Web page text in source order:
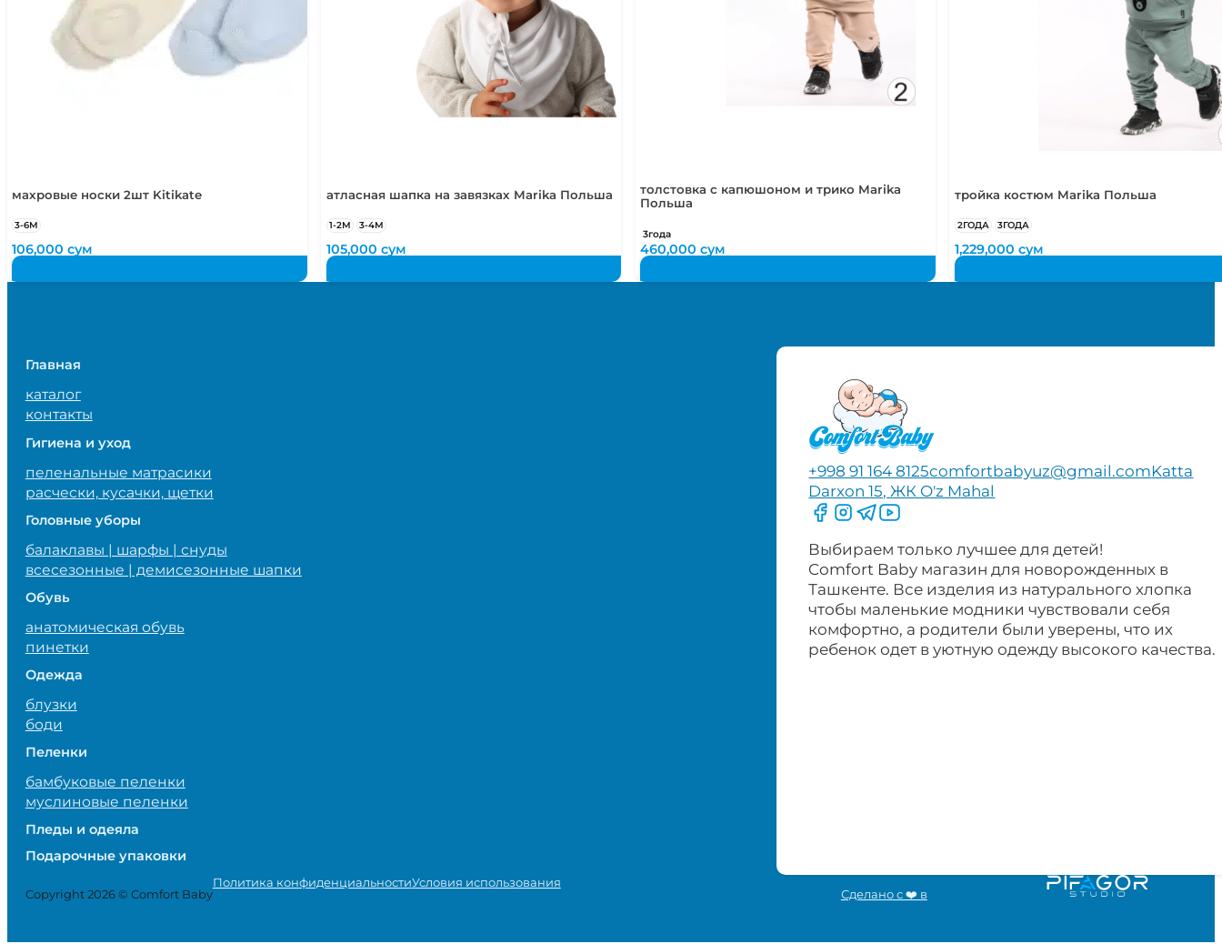
1,5-2 года
1,5-4 года
2-4 года
махровые носки 2шт Kitikate
3-6М
106,000сум
атласная шапка на завязках Marika Польша
1-2М 3-4М
105,000 сум
толстовка с капюшоном и трико Marika
Польша
3года
460,000сум
тройка костюм Marika Польша
2ГОДА 3ГОДА
1,229,000 сум
Главная
каталог
контакты
Гигиена и уход
пеленальные матрасики
расчески, кусачки, щетки
Головные уборы
балаклавы | шарфы | снуды
всесезонные | демисезонные шапки
Обувь
анатомическая обувь
пинетки
Одежда
блузки
боди
Пеленки
бамбуковые пеленки
муслиновые пеленки
Пледы и одеяла
Подарочные упаковки
+998 91 164 8125comfortbabyuz@gmail.comKatta
Darxon 15, ЖК O'z Mahal
Следите за нами на Facebook
Следите за нами в Instagram
Следите за нами в Telegram
Следите за нами в YouTube
Выбираем только лучшее для детей!
Comfort Baby магазин для новорожденных в
Ташкенте. Все изделия из натурального хлопка
чтобы маленькие модники чувствовали себя
комфортно, а родители были уверены, что их
ребенок одет в уютную одежду высокого качества.
Copyright 2026 © Comfort Baby
Политика конфиденциальностиУсловия использования
Сделано с ❤️ в